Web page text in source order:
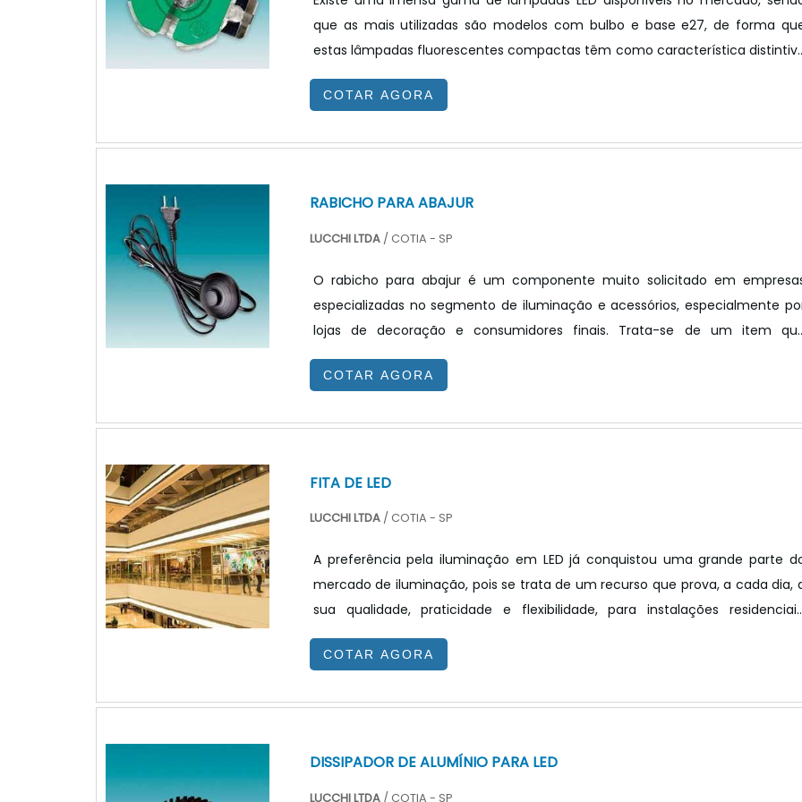
que as mais utilizadas são modelos com bulbo e base e27, de forma
estas lâmpadas fluorescentes compactas têm como característica
principal possuir um reator integrado. Este reator integrado apresenta
dimensões consideravelmente reduzidas, de forma que estas lâmpadas são
lâmpadas incandescentes sem requerer grandes reformas na
COTAR AGORA
RABICHO PARA ABAJUR
LUCCHI LTDA/ COTIA - SP
O rabicho para abajur é um componente muito solicitado em
especializadas no segmento de iluminação e acessórios, especialmente
lojas de decoração e consumidores finais. Trata-se de um item
apresenta um excelente desempenho e uma alta qualidade.Além disso, o
rabicho para abajur segue rigorosos padrões e normas em sua etapa de
europeus reconhecidos em todo o mundo pela eficiência de seu
COTAR AGORA
FITA DE LED
LUCCHI LTDA/ COTIA - SP
A preferência pela iluminação em LED já conquistou uma grande parte
mercado de iluminação, pois se trata de um recurso que prova, a cada dia,
sua qualidade, praticidade e flexibilidade, para instalações
comerciais , realce de superfícies, valorização de nichos, sancas, entre outras
aplicações. Entretanto, sempre é necessário inovar, por isso, surgiu uma nova
iluminação, ainda mais voltado para as quest.
COTAR AGORA
DISSIPADOR DE ALUMÍNIO PARA LED
LUCCHI LTDA/ COTIA - SP